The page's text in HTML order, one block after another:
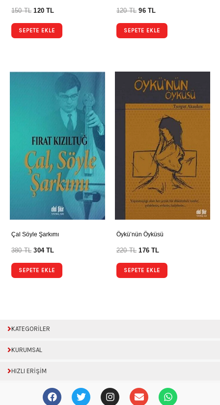
150TL 120TL
SEPETE EKLE
120TL 96TL
SEPETE EKLE
Çal Söyle Şarkımı
380TL 304TL
SEPETE EKLE
Öykü’nün Öyküsü
220TL 176TL
SEPETE EKLE
KATEGORİLER
KURUMSAL
HIZLI ERİŞİM
F
a
T
w
I
n
E
n
W
h